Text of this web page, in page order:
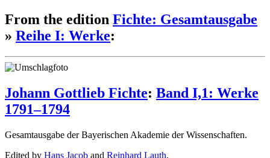
From the edition Fichte: Gesamtausgabe
» Reihe I: Werke:
Johann Gottlieb Fichte: Band I,1: Werke
1791–1794
Gesamtausgabe der Bayerischen Akademie der Wissenschaften.
Edited by Hans Jacob and Reinhard Lauth.